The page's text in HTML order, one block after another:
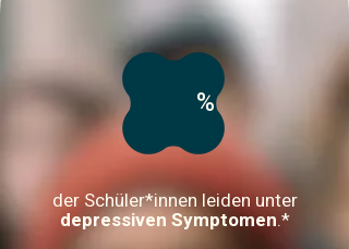
%
der Schüler*innen leiden unter
depressiven Symptomen.*